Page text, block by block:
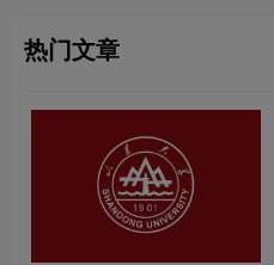
热门文章